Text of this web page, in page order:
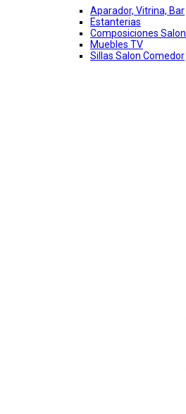
Aparador, Vitrina, Bar
Estanterias
Composiciones Salon
Muebles TV
Sillas Salon Comedor